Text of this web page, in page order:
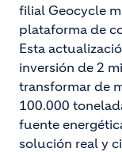
filial Geocycle
plataforma de
Esta
inversión de 2
transformar de
100.000
fuente
solución real y